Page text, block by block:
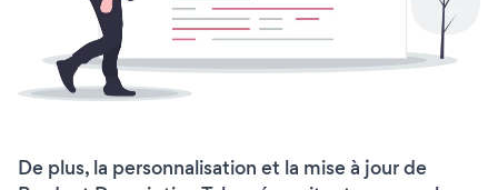
De plus, la personnalisation et la mise à jour de